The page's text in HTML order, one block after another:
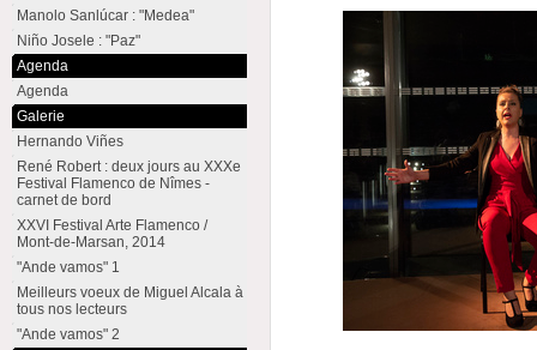
Manolo Sanlúcar : "Medea"
Niño Josele : "Paz"
Agenda
Agenda
Galerie
Hernando Viñes
René Robert : deux jours au XXXe
Festival Flamenco de Nîmes -
carnet de bord
XXVI Festival Arte Flamenco /
Mont-de-Marsan, 2014
"Ande vamos" 1
Meilleurs voeux de Miguel Alcala à
tous nos lecteurs
"Ande vamos" 2